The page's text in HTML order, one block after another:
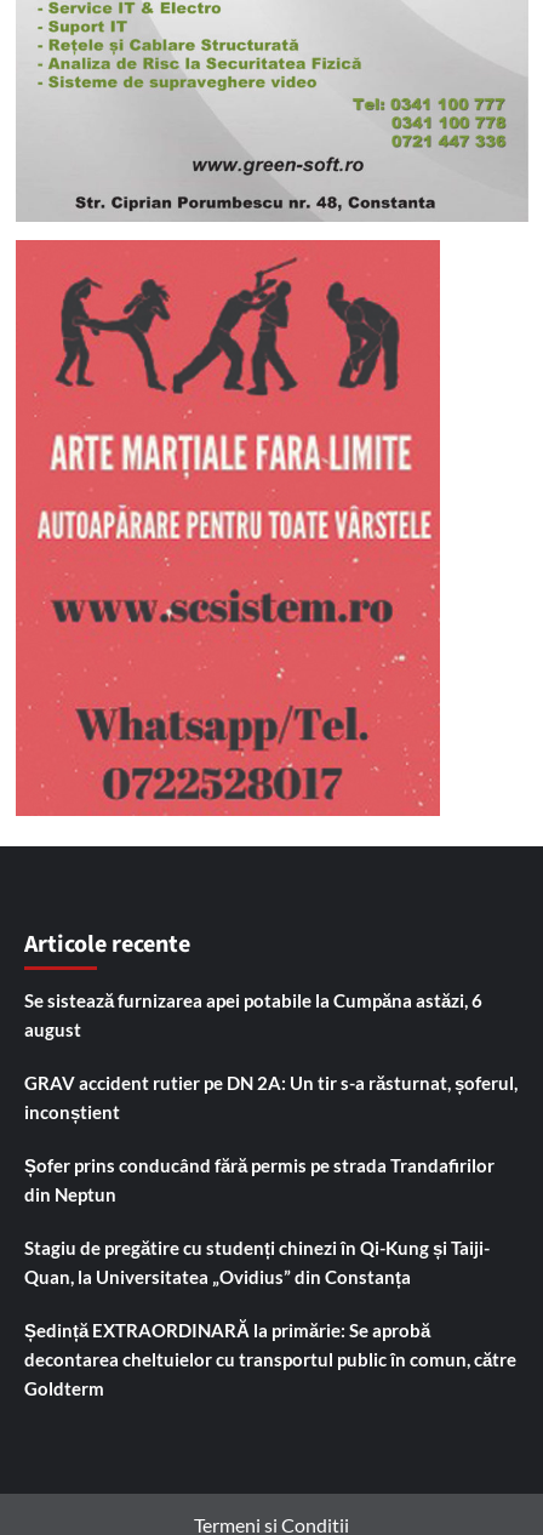
Articole recente
Se sistează furnizarea apei potabile la Cumpăna astăzi, 6
august
GRAV accident rutier pe DN 2A: Un tir s-a răsturnat, șoferul,
inconștient
Șofer prins conducând fără permis pe strada Trandafirilor
din Neptun
Stagiu de pregătire cu studenți chinezi în Qi-Kung și Taiji-
Quan, la Universitatea „Ovidius” din Constanța
Ședință EXTRAORDINARĂ la primărie: Se aprobă
decontarea cheltuielor cu transportul public în comun, către
Goldterm
Termeni si Conditii